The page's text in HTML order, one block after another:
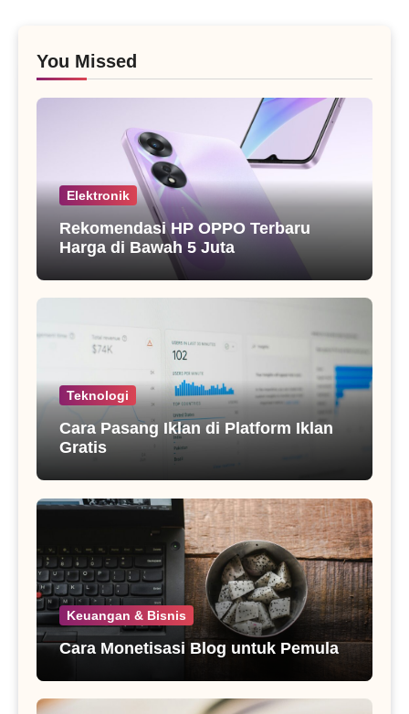
You Missed
Elektronik
Rekomendasi HP OPPO Terbaru
Harga di Bawah 5 Juta
Teknologi
Cara Pasang Iklan di Platform Iklan
Gratis
Keuangan & Bisnis
Cara Monetisasi Blog untuk Pemula